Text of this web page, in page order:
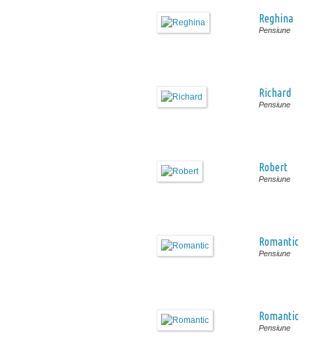
Reghina
Pensiune
Richard
Pensiune
Robert
Pensiune
Romantic
Pensiune
Romantic
Pensiune